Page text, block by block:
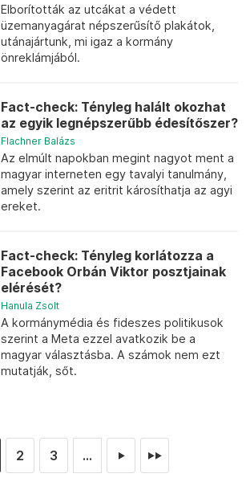
Elborították az utcákat a védett
üzemanyagárat népszerűsítő plakátok,
utánajártunk, mi igaz a kormány
önreklámjából.
Fact-check: Tényleg halált okozhat
az egyik legnépszerűbb édesítőszer?
Flachner Balázs
Az elmúlt napokban megint nagyot ment a
magyar interneten egy tavalyi tanulmány,
amely szerint az eritrit károsíthatja az agyi
ereket.
Fact-check: Tényleg korlátozza a
Facebook Orbán Viktor posztjainak
elérését?
Hanula Zsolt
A kormánymédia és fideszes politikusok
szerint a Meta ezzel avatkozik be a
magyar választásba. A számok nem ezt
mutatják, sőt.
2 3 ... ► ►►